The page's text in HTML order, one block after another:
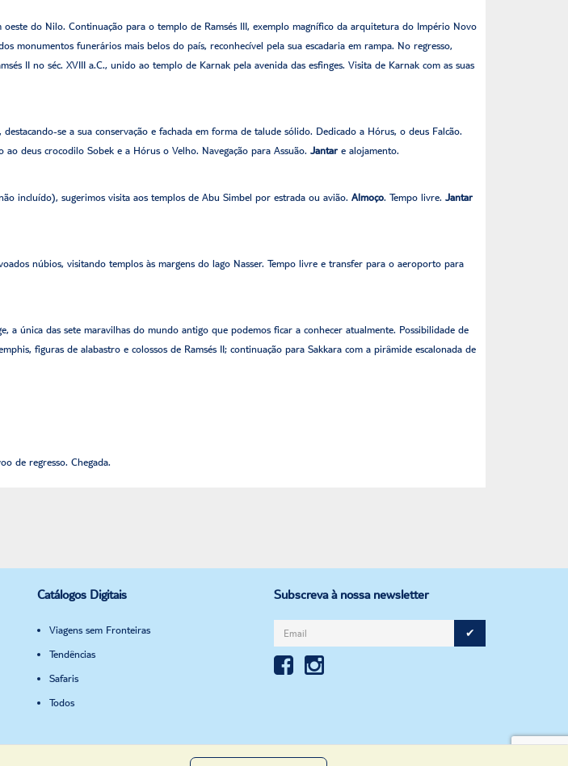
do Nilo. Continuação para o templo de Ramsés III, exemplo magnífico da arquitetura do Império Novo
funerários mais belos do país, reconhecível pela sua escadaria em rampa. No regresso,
II no séc. XVIII a.C., unido ao templo de Karnak pela avenida das esfinges. Visita de Karnak com as suas
se a sua conservação e fachada em forma de talude sólido. Dedicado a Hórus, o deus Falcão.
deus crocodilo Sobek e a Hórus o Velho. Navegação para Assuão. Jantare alojamento.
incluído), sugerimos visita aos templos de Abu Simbel por estrada ou avião. Almoço. Tempo livre. Jantar
núbios, visitando templos às margens do lago Nasser. Tempo livre e transfer para o aeroporto para
a única das sete maravilhas do mundo antigo que podemos ficar a conhecer atualmente. Possibilidade de
figuras de alabastro e colossos de Ramsés II; continuação para Sakkara com a pirâmide escalonada de
de regresso. Chegada.
Catálogos Digitais
Viagens sem Fronteiras
Tendências
Safaris
Todos
Subscreva à nossa newsletter
✔